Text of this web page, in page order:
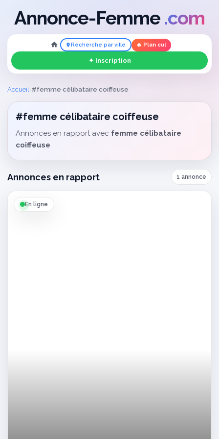
Annonce-Femme .com
Recherche par ville 🔥 Plan cul
✦ Inscription
Accueil #femme célibataire coiffeuse
#femme célibataire coiffeuse
Annonces en rapport avec femme célibataire
coiffeuse
Annonces en rapport 1 annonce
En ligne